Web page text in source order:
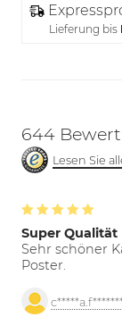
Lieferung bis
644
Lesen Sie
Super Qualität
Sehr schöner
Poster.